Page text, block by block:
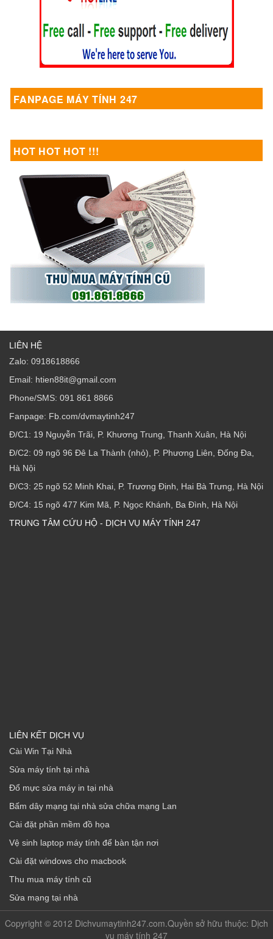
FANPAGE MÁY TÍNH 247
HOT HOT HOT !!!
LIÊN HỆ
Zalo: 0918618866
Email: htien88it@gmail.com
Phone/SMS: 091 861 8866
Fanpage: Fb.com/dvmaytinh247
Đ/C1: 19 Nguyễn Trãi, P. Khương Trung, Thanh Xuân, Hà Nội
Đ/C2: 09 ngõ 96 Đê La Thành (nhỏ), P. Phương Liên, Đống Đa,
Hà Nội
Đ/C3: 25 ngõ 52 Minh Khai, P. Trương Định, Hai Bà Trưng, Hà Nội
Đ/C4: 15 ngõ 477 Kim Mã, P. Ngọc Khánh, Ba Đình, Hà Nội
TRUNG TÂM CỨU HỘ - DỊCH VỤ MÁY TÍNH 247
LIÊN KẾT DỊCH VỤ
Cài Win Tại Nhà
Sửa máy tính tại nhà
Đổ mực sửa máy in tại nhà
Bấm dây mạng tại nhà sửa chữa mạng Lan
Cài đặt phần mềm đồ họa
Vệ sinh laptop máy tính để bàn tận nơi
Cài đặt windows cho macbook
Thu mua máy tính cũ
Sửa mạng tại nhà
Copyright © 2012 Dichvumaytinh247.com.Quyền sở hữu thuộc: Dịch
vụ máy tính 247